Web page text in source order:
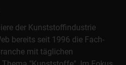
der Kunststoffindustrie
bereits seit 1996 die Fach-
mit täglichen